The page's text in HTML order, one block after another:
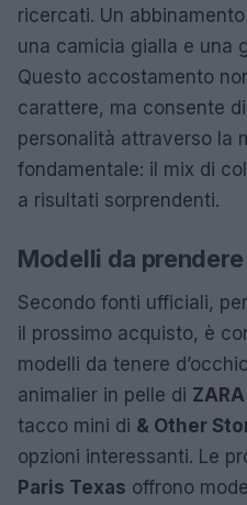
ricercati. Un
una camicia gialla e una
Questo accostamento
carattere, ma consente
personalità attraverso la
fondamentale: il mix di
a risultati sorprendenti.
Modelli da
Secondo fonti ufficiali,
il prossimo acquisto, è
modelli da tenere
animalier in pelle di ZARA
tacco mini di & Other
opzioni interessanti. Le
Paris Texas offrono